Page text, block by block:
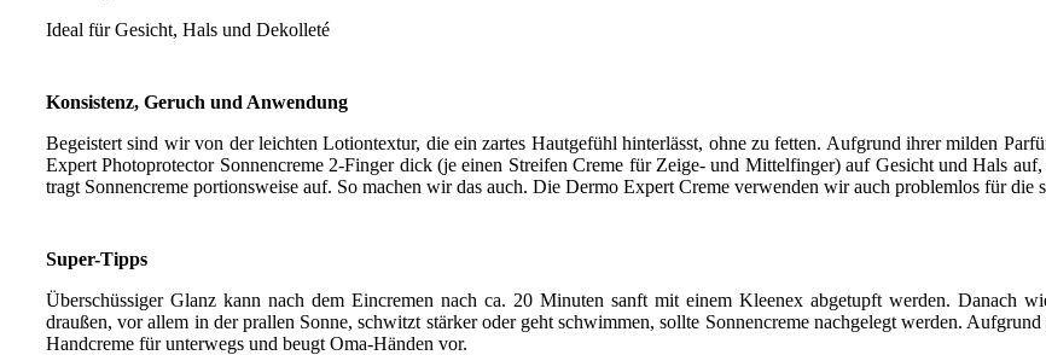
Ideal für Gesicht, Hals und Dekolleté
Konsistenz, Geruch und Anwendung
Begeistert sind wir von der leichten Lotiontextur, die ein zartes Hautgefühl hinterlässt, ohne zu fetten. Aufgrund ihrer milden
Expert Photoprotector Sonnencreme 2-Finger dick (je einen Streifen Creme für Zeige- und Mittelfinger) auf Gesicht und Hals
tragt Sonnencreme portionsweise auf. So machen wir das auch. Die Dermo Expert Creme verwenden wir auch problemlos für die
Super-Tipps
Überschüssiger Glanz kann nach dem Eincremen nach ca. 20 Minuten sanft mit einem Kleenex abgetupft werden. Danach
draußen, vor allem in der prallen Sonne, schwitzt stärker oder geht schwimmen, sollte Sonnencreme nachgelegt werden.
Handcreme für unterwegs und beugt Oma-Händen vor.